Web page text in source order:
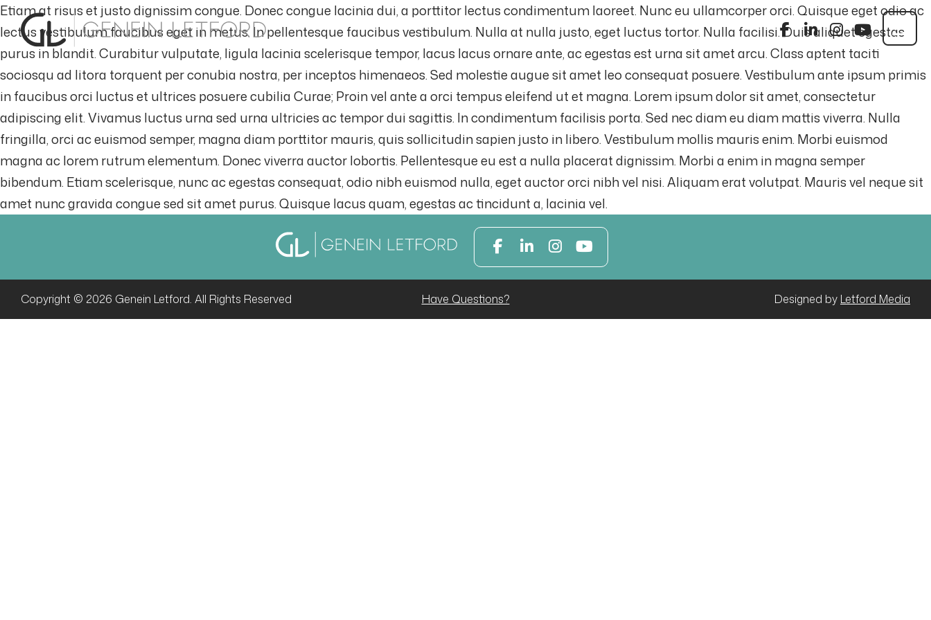
Etiam at risus et justo dignissim congue. Donec congue lacinia dui, a porttitor lectus condimentum laoreet. Nunc eu ullamcorper orci. Quisque eget odio ac
lectus vestibulum faucibus eget in metus. In pellentesque faucibus vestibulum. Nulla at nulla justo, eget luctus tortor. Nulla facilisi. Duis aliquet egestas
purus in blandit. Curabitur vulputate, ligula lacinia scelerisque tempor, lacus lacus ornare ante, ac egestas est urna sit amet arcu. Class aptent taciti
sociosqu ad litora torquent per conubia nostra, per inceptos himenaeos. Sed molestie augue sit amet leo consequat posuere. Vestibulum ante ipsum primis
in faucibus orci luctus et ultrices posuere cubilia Curae; Proin vel ante a orci tempus eleifend ut et magna. Lorem ipsum dolor sit amet, consectetur
adipiscing elit. Vivamus luctus urna sed urna ultricies ac tempor dui sagittis. In condimentum facilisis porta. Sed nec diam eu diam mattis viverra. Nulla
fringilla, orci ac euismod semper, magna diam porttitor mauris, quis sollicitudin sapien justo in libero. Vestibulum mollis mauris enim. Morbi euismod
magna ac lorem rutrum elementum. Donec viverra auctor lobortis. Pellentesque eu est a nulla placerat dignissim. Morbi a enim in magna semper
bibendum. Etiam scelerisque, nunc ac egestas consequat, odio nibh euismod nulla, eget auctor orci nibh vel nisi. Aliquam erat volutpat. Mauris vel neque sit
amet nunc gravida congue sed sit amet purus. Quisque lacus quam, egestas ac tincidunt a, lacinia vel.
Copyright © 2026 Genein Letford. All Rights Reserved Have Questions? Designed by Letford Media